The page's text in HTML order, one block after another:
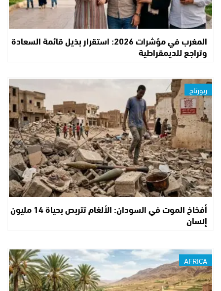
المغرب في مؤشرات 2026: استقرار بذيل قائمة السعادة
وتراجع للديمقراطية
ربورتاج
أفخاخ الموت في السودان: الألغام تتربص بحياة 14 مليون
إنسان
AFRICA